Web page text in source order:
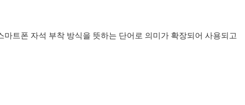
트폰 자석 부착 방식을 뜻하는 단어로 의미가 확장되어 사용되고